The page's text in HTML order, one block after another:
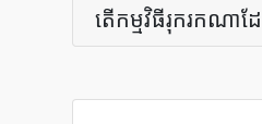
តើ​កម្មវិធី​រុករក​ណា​ដ